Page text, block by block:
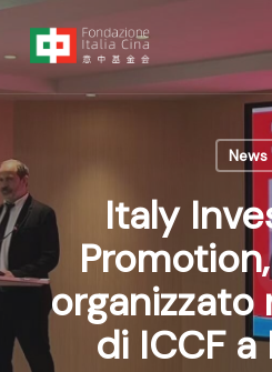
Vai
contenuto
News
Italy
organizzato
di ICCF a